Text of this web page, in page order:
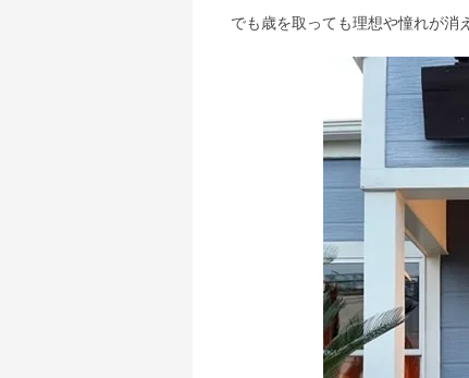
でも歳を取っても理想や憧れが消